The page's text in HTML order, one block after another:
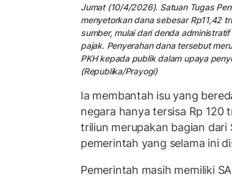
Jumat (10/4/2026). Satuan Tugas
menyetorkan dana sebesar Rp11,42
sumber, mulai dari denda
pajak. Penyerahan dana tersebut
PKH kepada publik dalam upaya
(Republika/Prayogi)
Ia membantah isu yang
negara hanya tersisa Rp 120
triliun merupakan bagian dari
pemerintah yang selama ini
Pemerintah masih memiliki